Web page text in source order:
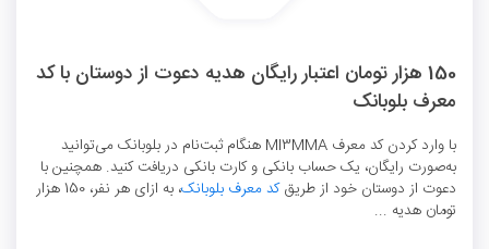
150 هزار تومان اعتبار رایگان هدیه دعوت از دوستان با کد
معرف بلوبانک
با وارد کردن کد معرف MI3MMA هنگام ثبت‌نام در بلوبانک می‌توانید
به‌صورت رایگان، یک حساب بانکی و کارت بانکی دریافت کنید. همچنین با
دعوت از دوستان خود از طریقکد معرف بلوبانک
، به ازای هر نفر، 150 هزار
تومان هدیه ...